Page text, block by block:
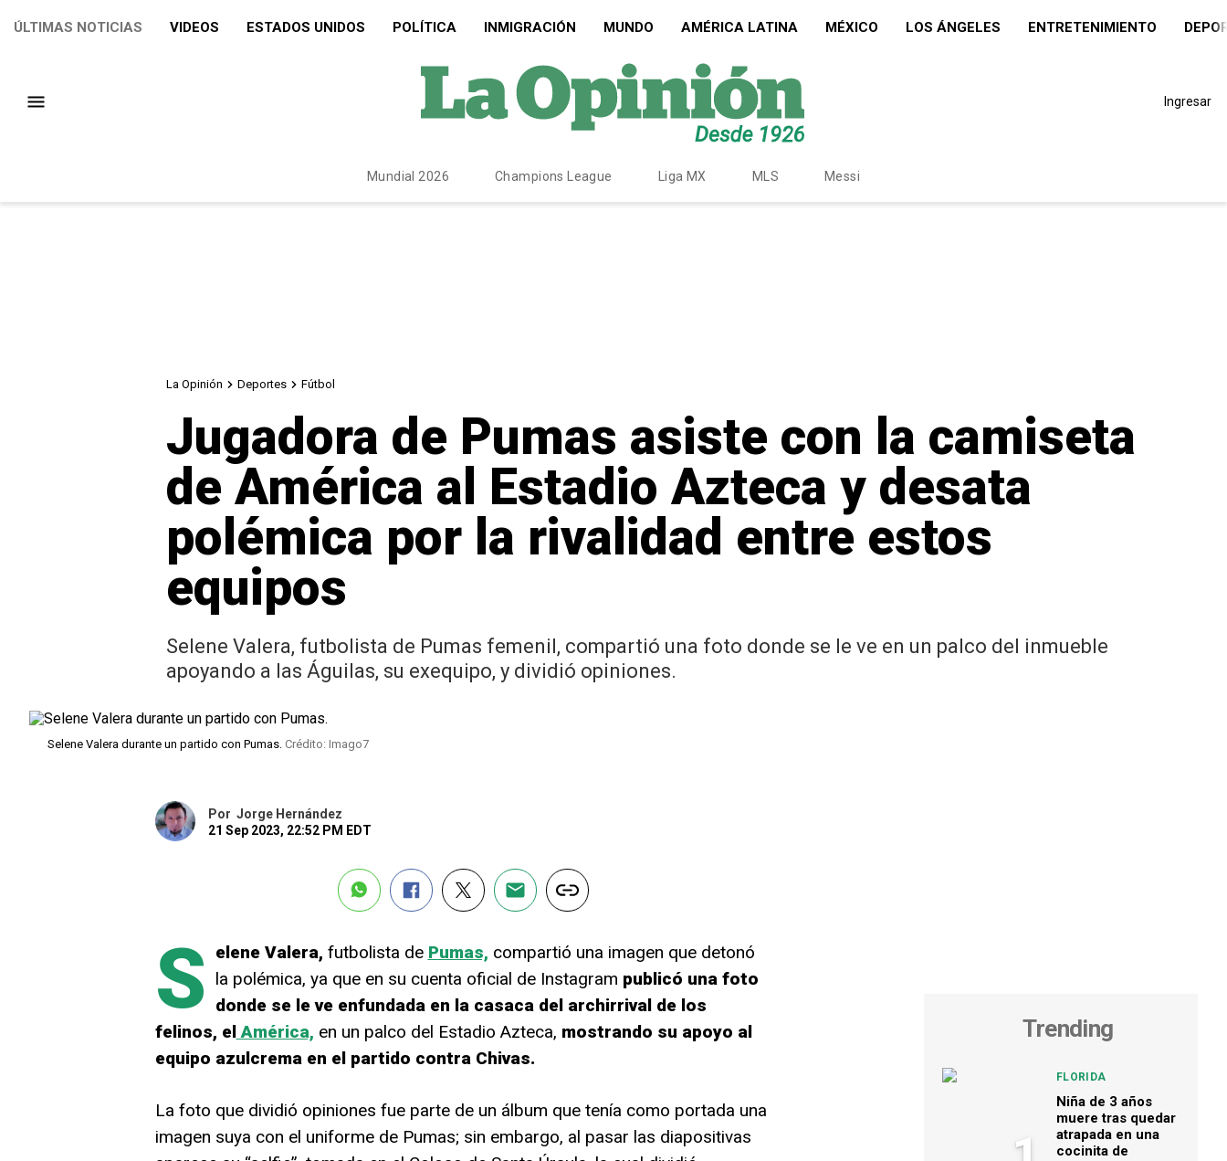
ÚLTIMAS NOTICIAS VIDEOS ESTADOS UNIDOS POLÍTICA INMIGRACIÓN MUNDO AMÉRICA LATINA MÉXICO LOS ÁNGELES ENTRETENIMIENTO
Ingresar
Mundial 2026 Champions League Liga MX MLS Messi
La Opinión Deportes Fútbol
Jugadora de Pumas asiste con la camiseta
de América al Estadio Azteca y desata
polémica por la rivalidad entre estos
equipos
Selene Valera, futbolista de Pumas femenil, compartió una foto donde se le ve en un palco del inmueble
apoyando a las Águilas, su exequipo, y dividió opiniones.
Selene Valera durante un partido con Pumas. Crédito: Imago7
Por Jorge Hernández
21 Sep 2023, 22:52 PM EDT
S elene Valera, futbolista de Pumas, compartió una imagen que detonó
la polémica, ya que en su cuenta oficial de Instagram publicó una foto
donde se le ve enfundada en la casaca del archirrival de los
felinos, elAmérica, en un palco del Estadio Azteca, mostrando su apoyo al
equipo azulcrema en el partido contra Chivas.
La foto que dividió opiniones fue parte de un álbum que tenía como portada una
imagen suya con el uniforme de Pumas; sin embargo, al pasar las diapositivas
Trending
FLORIDA
Niña de 3 años
muere tras quedar
atrapada en una
cocinita de